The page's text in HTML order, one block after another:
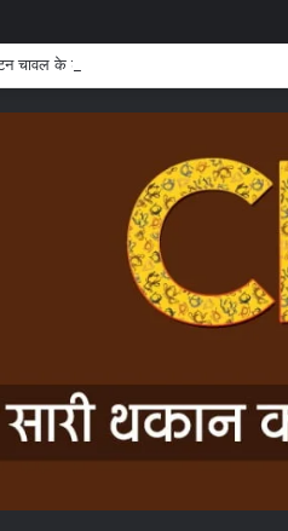
चावल के शीघ्र उठाव की पहल, मुख्यमंत्री